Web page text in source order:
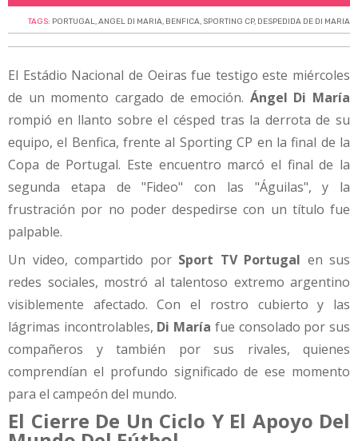
TAGS: PORTUGAL,ANGEL DI MARIA, BENFICA, SPORTING CP, DESPEDIDA DE DI MARIA
El Estádio Nacional de Oeiras fue testigo este miércoles
de un momento cargado de emoción. Ángel Di María
rompió en llanto sobre el césped tras la derrota de su
equipo, el Benfica, frente al Sporting CP en la final de la
Copa de Portugal. Este encuentro marcó el final de la
segunda etapa de "Fideo" con las "Águilas", y la
frustración por no poder despedirse con un título fue
palpable.
Un video, compartido por Sport TV Portugal en sus
redes sociales, mostró al talentoso extremo argentino
visiblemente afectado. Con el rostro cubierto y las
lágrimas incontrolables, Di María fue consolado por sus
compañeros y también por sus rivales, quienes
comprendían el profundo significado de ese momento
para el campeón del mundo.
El Cierre De Un Ciclo Y El Apoyo Del